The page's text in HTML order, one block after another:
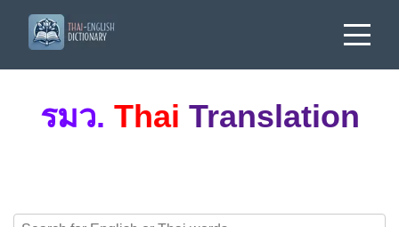
รมว. Thai Translation